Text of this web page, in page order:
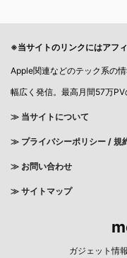
※当サイトのリンクにはアフ
Apple関連などのテック系の
幅広く発信。最高月間57万
≫ 当サイトについて
≫ プライバシーポリシー / 規
≫ お問い合わせ
≫ サイトマップ
ガジェット情